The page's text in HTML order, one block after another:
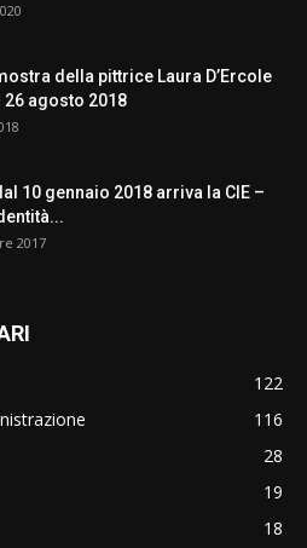
della pittrice Laura D’Ercole
26 agosto 2018
10 gennaio 2018 arriva la CIE –
2017
122
116
28
19
18